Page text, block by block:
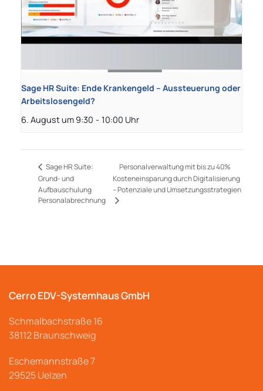
Sage HR Suite: Ende Krankengeld – Aussteuerung oder
Arbeitslosengeld?
6. August um 9:30 - 10:00
Sage HR Suite:
Grund- und
Aufbauschulung
Personalabrechnung
Personalverwaltung mit bis zu 40%
Kosteneinsparung durch Digitalisierung
– Potenziale und Umsetzungsstrategien
Cerro EDV-Systemhaus GmbH
Schmalbachstraße16
38112 Braunschweig
Eschemannstraße 7
29525 Uelzen